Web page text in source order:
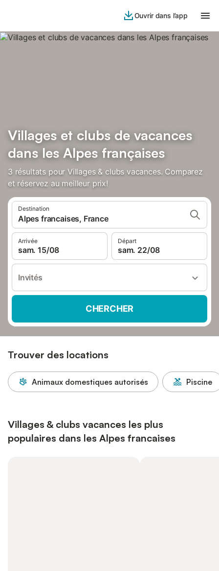
Ouvrir dans l’app
Villages et clubs de vacances
dans les Alpes françaises
3 résultats pour Villages & clubs vacances. Comparez
et réservez au meilleur prix!
Destination
Alpes francaises, France
Arrivée
sam. 15/08
Départ
sam. 22/08
Invités
CHERCHER
Trouver des locations
Animaux domestiques autorisés Piscine
Villages & clubs vacances les plus
populaires dans les Alpes francaises